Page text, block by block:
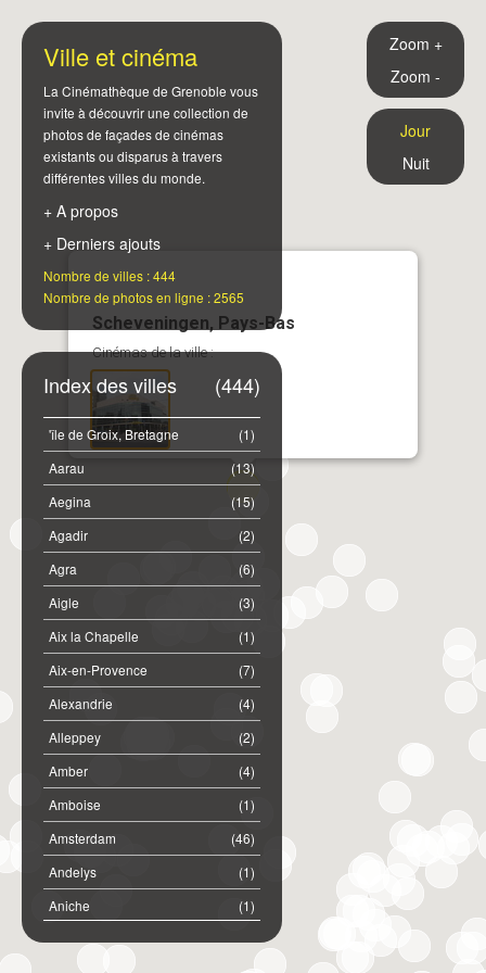
Scheveningen, Pays-Bas
Cinémas de la ville :
Ville et cinéma
La Cinémathèque de Grenoble vous
invite à découvrir une collection de
photos de façades de cinémas
existants ou disparus à travers
différentes villes du monde.
+ A propos
+ Derniers ajouts
Nombre de villes : 444
Nombre de photos en ligne : 2565
(444)
Index des villes
(1)
'île de Groix, Bretagne
(13)
Aarau
(15)
Aegina
(2)
Agadir
(6)
Agra
(3)
Aigle
(1)
Aix la Chapelle
(7)
Aix-en-Provence
(4)
Alexandrie
(2)
Alleppey
(4)
Amber
(1)
Amboise
(46)
Amsterdam
(1)
Andelys
(1)
Aniche
(2)
Annemasse
Zoom +
Zoom -
Jour
Nuit